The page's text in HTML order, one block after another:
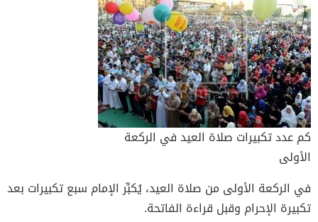
كم عدد تكبيرات صلاة العيد في الركعة
الأولى
في الركعة الأولى من صلاة العيد، يُكبِّر الإمام سبع تكبيرات بعد
تكبيرة الإحرام وقبل قراءة الفاتحة.